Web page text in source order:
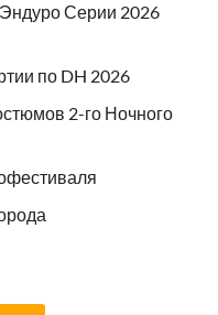
Серии 2026
по DH 2026
2-го Ночного